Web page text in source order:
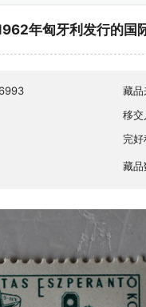
年匈牙利发行的国
藏品
移交
完好
藏